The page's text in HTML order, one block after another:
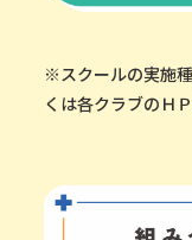
※スクールの実施
くは各クラブのＨ